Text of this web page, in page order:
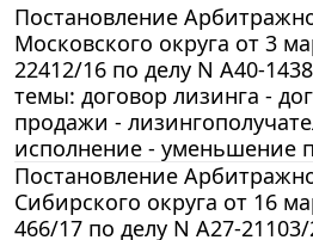
Постановление
Московского округа от 3
22412/16 по делу N А40-
темы: договор лизинга -
продажи -
исполнение - уменьшение
Постановление
Сибирского округа от 16
466/17 по делу N А27-